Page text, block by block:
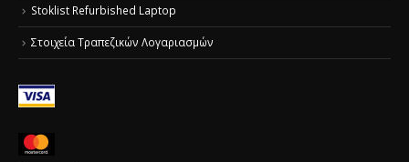
Stoklist Refurbished Laptop
Στοιχεία Τραπεζικών Λογαριασμών